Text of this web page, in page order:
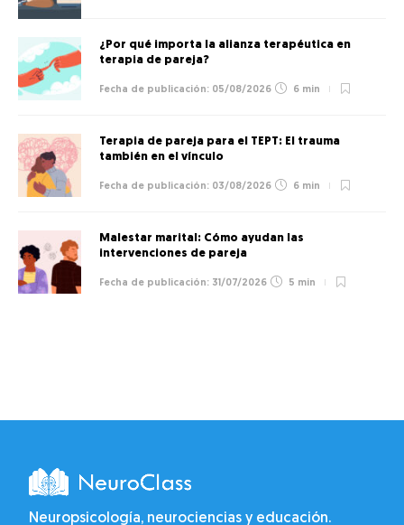
¿Por qué importa la alianza terapéutica en
terapia de pareja?
05/08/2026 6 min
Terapia de pareja para el TEPT: El trauma
también en el vínculo
03/08/2026 6 min
Malestar marital: Cómo ayudan las
intervenciones de pareja
31/07/2026 5 min
Neuropsicología, neurociencias y educación.